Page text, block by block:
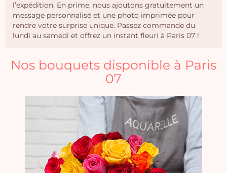
l’expédition. En prime, nous ajoutons gratuitement un
message personnalisé et une photo imprimée pour
rendre votre surprise unique. Passez commande du
lundi au samedi et offrez un instant fleuri à Paris 07 !
Nos bouquets disponible à Paris
07